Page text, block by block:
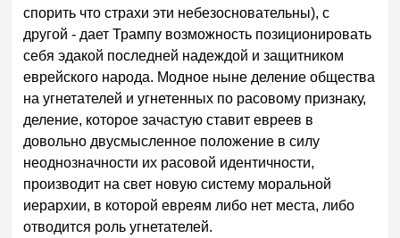
спорить что страхи эти небезосновательны), с
другой - дает Трампу возможность позиционировать
себя эдакой последней надеждой и защитником
еврейского народа. Модное ныне деление общества
на угнетателей и угнетенных по расовому признаку,
деление, которое зачастую ставит евреев в
довольно двусмысленное положение в силу
неоднозначности их расовой идентичности,
производит на свет новую систему моральной
иерархии, в которой евреям либо нет места, либо
отводится роль угнетателей.